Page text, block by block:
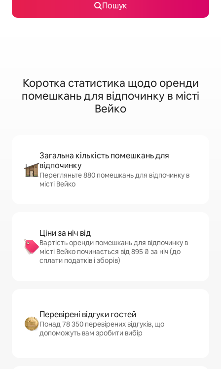
Пошук
Коротка статистика щодо оренди
помешкань для відпочинку в місті
Вейко
Загальна кількість помешкань для
відпочинку
Перегляньте 880 помешкань для відпочинку в
місті Вейко
Ціни за ніч від
Вартість оренди помешкань для відпочинку в
місті Вейко починається від 895 ₴ за ніч (до
сплати податків і зборів)
Перевірені відгуки гостей
Понад 78 350 перевірених відгуків, що
допоможуть вам зробити вибір